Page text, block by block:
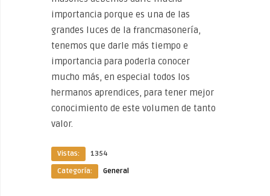
importancia porque es una de las
grandes luces de la francmasonería,
tenemos que darle más tiempo e
importancia para poderla conocer
mucho más, en especial todos los
hermanos aprendices, para tener mejor
conocimiento de este volumen de tanto
valor.
Vistas:
1354
Categoría:
General